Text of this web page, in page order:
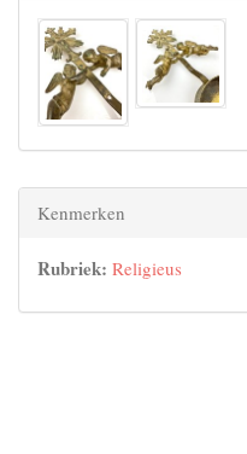
Kenmerken
Rubriek: Religieus